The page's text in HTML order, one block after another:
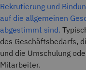
Rekrutierung und
auf die allgemeinen
abgestimmt sind.
des Geschäftsbedarfs,
und die Umschulung
Mitarbeiter.